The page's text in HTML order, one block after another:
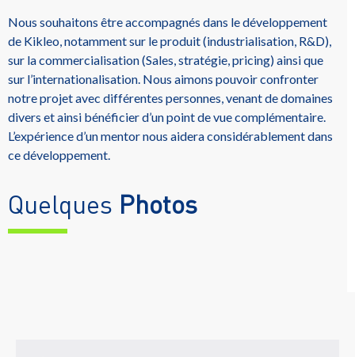
Nous souhaitons être accompagnés dans le développement
de Kikleo, notamment sur le produit (industrialisation, R&D),
sur la commercialisation (Sales, stratégie, pricing) ainsi que
sur l’internationalisation. Nous aimons pouvoir confronter
notre projet avec différentes personnes, venant de domaines
divers et ainsi bénéficier d’un point de vue complémentaire.
L’expérience d’un mentor nous aidera considérablement dans
ce développement.
Quelques Photos